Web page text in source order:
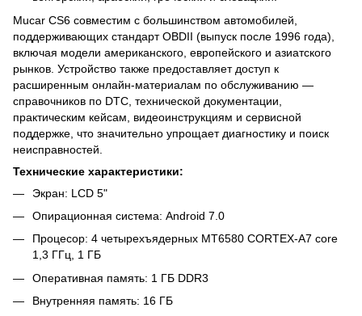
Mucar CS6 совместим с большинством автомобилей,
поддерживающих стандарт OBDII (выпуск после 1996 года),
включая модели американского, европейского и азиатского
рынков. Устройство также предоставляет доступ к
расширенным онлайн-материалам по обслуживанию —
справочников по DTC, технической документации,
практическим кейсам, видеоинструкциям и сервисной
поддержке, что значительно упрощает диагностику и поиск
неисправностей.
Технические характеристики:
Экран: LCD 5"
Опирационная система: Android 7.0
Процесор: 4 четырехъядерных MT6580 CORTEX-A7 core
1,3 ГГц, 1 ГБ
Оперативная память: 1 ГБ DDR3
Внутренняя память: 16 ГБ